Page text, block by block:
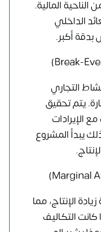
الناحية المالية.
الداخلي
بدقة أكبر.
التجاري
يتم تحقيق
الإيرادات
يبدأ المشروع
الإنتاج، مما
التكاليف